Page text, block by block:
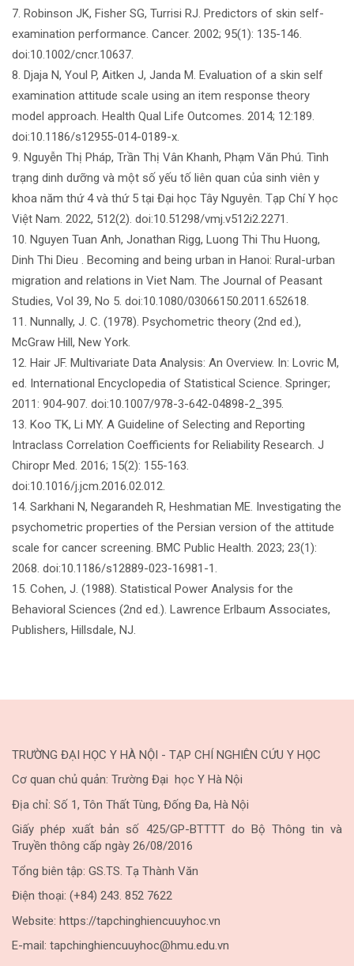
7. Robinson JK, Fisher SG, Turrisi RJ. Predictors of skin self-
examination performance. Cancer. 2002; 95(1): 135-146.
doi:10.1002/cncr.10637.
8. Djaja N, Youl P, Aitken J, Janda M. Evaluation of a skin self
examination attitude scale using an item response theory
model approach. Health Qual Life Outcomes. 2014; 12:189.
doi:10.1186/s12955-014-0189-x.
9. Nguyễn Thị Pháp, Trần Thị Vân Khanh, Phạm Văn Phú. Tình
trạng dinh dưỡng và một số yếu tố liên quan của sinh viên y
khoa năm thứ 4 và thứ 5 tại Đại học Tây Nguyên. Tạp Chí Y học
Việt Nam. 2022, 512(2). doi:10.51298/vmj.v512i2.2271.
10. Nguyen Tuan Anh, Jonathan Rigg, Luong Thi Thu Huong,
Dinh Thi Dieu . Becoming and being urban in Hanoi: Rural-urban
migration and relations in Viet Nam. The Journal of Peasant
Studies, Vol 39, No 5. doi:10.1080/03066150.2011.652618.
11. Nunnally, J. C. (1978). Psychometric theory (2nd ed.),
McGraw Hill, New York.
12. Hair JF. Multivariate Data Analysis: An Overview. In: Lovric M,
ed. International Encyclopedia of Statistical Science. Springer;
2011: 904-907. doi:10.1007/978-3-642-04898-2_395.
13. Koo TK, Li MY. A Guideline of Selecting and Reporting
Intraclass Correlation Coefficients for Reliability Research. J
Chiropr Med. 2016; 15(2): 155-163.
doi:10.1016/j.jcm.2016.02.012.
14. Sarkhani N, Negarandeh R, Heshmatian ME. Investigating the
psychometric properties of the Persian version of the attitude
scale for cancer screening. BMC Public Health. 2023; 23(1):
2068. doi:10.1186/s12889-023-16981-1.
15. Cohen, J. (1988). Statistical Power Analysis for the
Behavioral Sciences (2nd ed.). Lawrence Erlbaum Associates,
Publishers, Hillsdale, NJ.
TRƯỜNG ĐẠI HỌC Y HÀ NỘI - TẠP CHÍ NGHIÊN CỨU Y HỌC
Cơ quan chủ quản: Trường Đại học Y Hà Nội
Địa chỉ: Số 1, Tôn Thất Tùng, Đống Đa, Hà Nội
Giấy phép xuất bản số 425/GP-BTTTT do Bộ Thông tin và
Truyền thông cấp ngày 26/08/2016
Tổng biên tập: GS.TS. Tạ Thành Văn
Điện thoại: (+84) 243. 852 7622
Website: https://tapchinghiencuuyhoc.vn
E-mail: tapchinghiencuuyhoc@hmu.edu.vn